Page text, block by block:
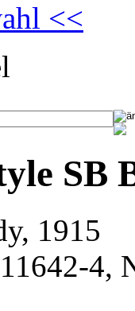
<<
SB
1915
4,